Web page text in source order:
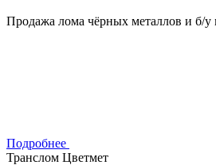
Продажа лома чёрных металлов и б/у
Подробнее
Транслом Цветмет